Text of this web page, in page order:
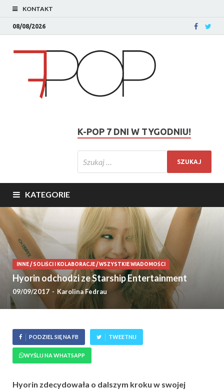
KONTAKT
08/08/2026
K-POP 7 DNI W TYGODNIU!
KATEGORIE
INNE/SOLIŚCI I KOLABORACJE/WSZYSTKIE WIADOMOŚCI
Hyorin odchodzi ze Starship Entertainment
09/09/2017 - Karolina Fedrau
PODZIEL SIĘ NA FB TWEETNIJ
WYŚLIJ NA WHATSAPP
Hyorin zdecydowała o dalszym kroku w swojej